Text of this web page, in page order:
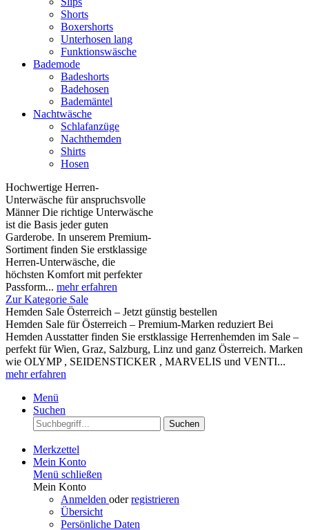
Shorts
Boxershorts
Unterhosen lang
Funktionswäsche
Bademode
Badeshorts
Badehosen
Bademäntel
Nachtwäsche
Schlafanzüge
Nachthemden
Shirts
Hosen
Hochwertige Herren-
Unterwäsche für anspruchsvolle
Männer Die richtige Unterwäsche
ist die Basis jeder guten
Garderobe. In unserem Premium-
Sortiment finden Sie erstklassige
Herren-Unterwäsche, die
höchsten Komfort mit perfekter
Passform... mehr erfahren
Zur Kategorie Sale
Hemden Sale Österreich – Jetzt günstig bestellen
Hemden Sale für Österreich – Premium-Marken reduziert Bei
Hemden Ausstatter finden Sie erstklassige Herrenhemden im Sale –
perfekt für Wien, Graz, Salzburg, Linz und ganz Österreich. Marken
wie OLYMP , SEIDENSTICKER , MARVELIS und VENTI...
mehr erfahren
Menü
Suchen
Suchen
Merkzettel
Mein Konto
Menü schließen
Mein Konto
Anmelden oderregistrieren
Übersicht
Persönliche Daten